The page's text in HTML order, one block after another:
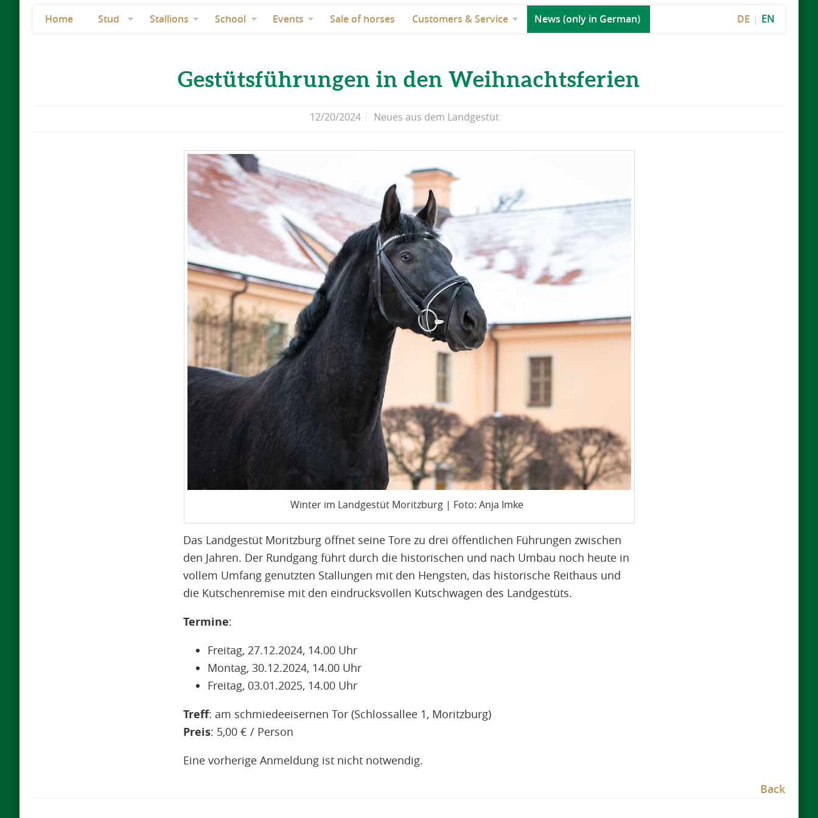
Home Stud Stallions School Events Sale of horses Customers & Service News (only in German) EN
DE
Gestütsführungen in den Weihnachtsferien
12/20/2024 Neues aus dem Landgestüt
Winter im Landgestüt Moritzburg | Foto: Anja Imke
Das Landgestüt Moritzburg öffnet seine Tore zu drei öffentlichen Führungen zwischen
den Jahren. Der Rundgang führt durch die historischen und nach Umbau noch heute in
vollem Umfang genutzten Stallungen mit den Hengsten, das historische Reithaus und
die Kutschenremise mit den eindrucksvollen Kutschwagen des Landgestüts.
Termine:
Freitag, 27.12.2024, 14.00 Uhr
Montag, 30.12.2024, 14.00 Uhr
Freitag, 03.01.2025, 14.00 Uhr
Treff: am schmiedeeisernen Tor (Schlossallee 1, Moritzburg)
Preis: 5,00 € / Person
Eine vorherige Anmeldung ist nicht notwendig.
Back